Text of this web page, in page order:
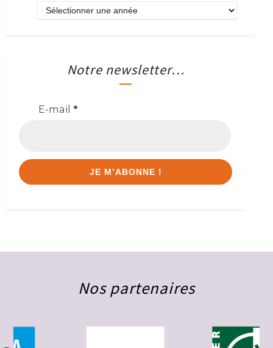
Notre newsletter…
E-mail *
Nos partenaires